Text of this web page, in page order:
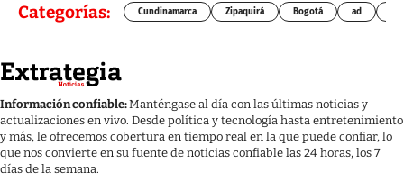
Categorías: Cundinamarca Zipaquirá Bogotá ad
Información confiable:Manténgase al día con las últimas noticias y
actualizaciones en vivo. Desde política y tecnología hasta entretenimiento
y más, le ofrecemos cobertura en tiempo real en la que puede confiar, lo
que nos convierte en su fuente de noticias confiable las 24 horas, los 7
días de la semana.